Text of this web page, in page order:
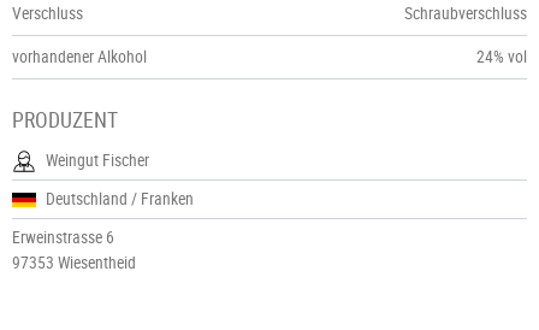
Verschluss
Schraubverschluss
vorhandener Alkohol
24% vol
PRODUZENT
Weingut Fischer
Deutschland / Franken
Erweinstrasse 6
97353 Wiesentheid